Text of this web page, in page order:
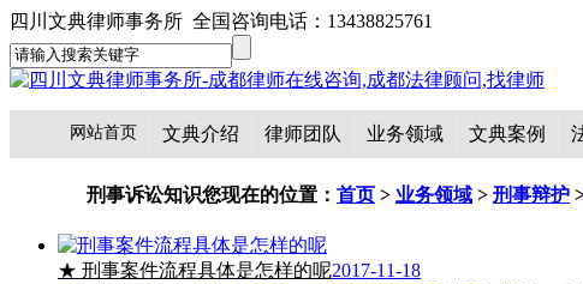
四川文典律师事务所 全国咨询电话：13438825761
网站首页 文典介绍 律师团队 业务领域 文典案例
刑事诉讼知识您现在的位置： 首页 > 业务领域 > 刑事辩护
★ 刑事案件流程具体是怎样的呢2017-11-18